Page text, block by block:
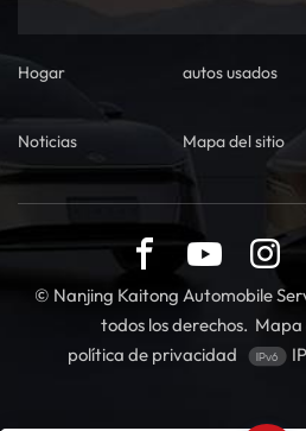
Hogar autos usados
Noticias
Mapa del sitio
© Nanjing Kaitong Automobile
todos los derechos. Mapa
política de privacidad